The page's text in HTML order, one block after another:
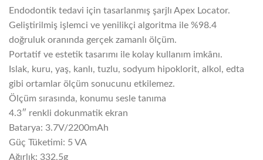
Endodontik tedavi için tasarlanmış şarjlı Apex Locator.
Geliştirilmiş işlemci ve yenilikçi algoritma ile %98.4
doğruluk oranında gerçek zamanlı ölçüm.
Portatif ve estetik tasarımı ile kolay kullanım imkânı.
Islak, kuru, yaş, kanlı, tuzlu, sodyum hipoklorit, alkol, edta
gibi ortamlar ölçüm sonucunu etkilemez.
Ölçüm sırasında, konumu sesle tanıma
4.3″ renkli dokunmatik ekran
Batarya: 3.7V/2200mAh
Güç Tüketimi: 5 VA
Ağırlık: 332,5g